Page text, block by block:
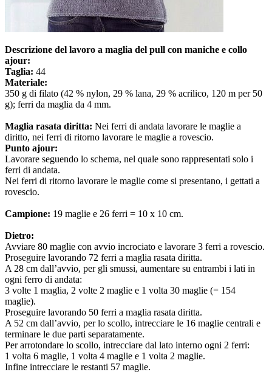
Descrizione del lavoro a maglia del pull con maniche e collo
ajour:
Taglia: 44
Materiale:
350 g di filato (42 % nylon, 29 % lana, 29 % acrilico, 120 m per 50
g); ferri da maglia da 4 mm.
Maglia rasata diritta: Nei ferri di andata lavorare le maglie a
diritto, nei ferri di ritorno lavorare le maglie a rovescio.
Punto ajour:
Lavorare seguendo lo schema, nel quale sono rappresentati solo i
ferri di andata.
Nei ferri di ritorno lavorare le maglie come si presentano, i gettati a
rovescio.
Campione: 19 maglie e 26 ferri = 10 x 10 cm.
Dietro:
Avviare 80 maglie con avvio incrociato e lavorare 3 ferri a rovescio.
Proseguire lavorando 72 ferri a maglia rasata diritta.
A 28 cm dall’avvio, per gli smussi, aumentare su entrambi i lati in
ogni ferro di andata:
3 volte 1 maglia, 2 volte 2 maglie e 1 volta 30 maglie (= 154
maglie).
Proseguire lavorando 50 ferri a maglia rasata diritta.
A 52 cm dall’avvio, per lo scollo, intrecciare le 16 maglie centrali e
terminare le due parti separatamente.
Per arrotondare lo scollo, intrecciare dal lato interno ogni 2 ferri:
1 volta 6 maglie, 1 volta 4 maglie e 1 volta 2 maglie.
Infine intrecciare le restanti 57 maglie.